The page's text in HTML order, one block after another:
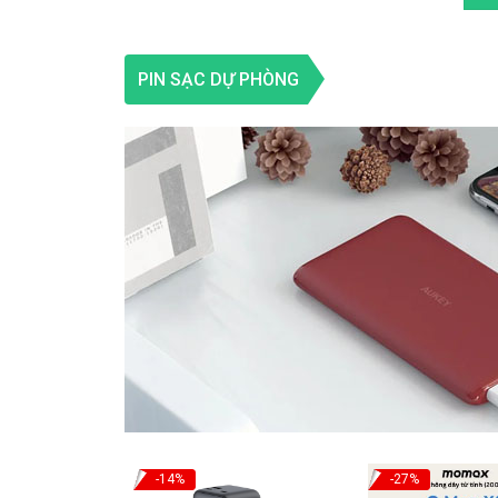
PIN SẠC DỰ PHÒNG
-14% -27%